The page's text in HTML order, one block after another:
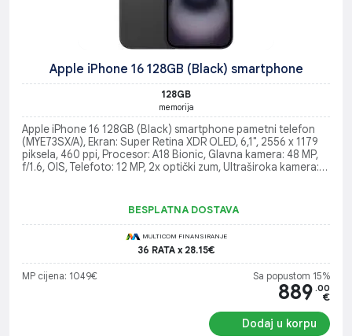
Apple iPhone 16 128GB (Black) smartphone
128GB
memorija
Apple iPhone 16 128GB (Black) smartphone pametni telefon
(MYE73SX/A), Ekran: Super Retina XDR OLED, 6,1", 2556 x 1179
piksela, 460 ppi, Procesor: A18 Bionic, Glavna kamera: 48 MP,
f/1.6, OIS, Telefoto: 12 MP, 2x optički zum, Ultraširoka kamera:
BESPLATNA DOSTAVA
MULTICOM FINANSIRANJE
36 RATA x 28.15€
MP cijena: 1049€ Sa popustom 15%
889 .00
€
Dodaj u korpu